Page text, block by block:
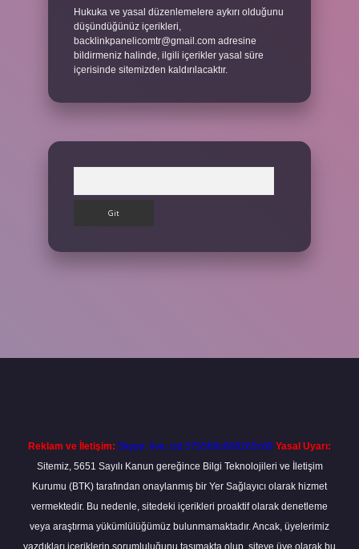
Hukuka ve yasal düzenlemelere aykırı olduğunu
düşündüğünüz içerikleri,
backlinkpanelicomtr@gmail.com adresine
bildirmeniz halinde, ilgili içerikler yasal süre
içerisinde sitemizden kaldırılacaktır.
Reklam ve İletişim: Skype: live:.cid.575569c608265c69 Yasal Uyarı:
Sitemiz, 5651 Sayılı Kanun gereğince Bilgi Teknolojileri ve İletişim
Kurumu (BTK) tarafından onaylanmış bir Yer Sağlayıcı olarak hizmet
vermektedir. Bu nedenle, sitedeki içerikleri proaktif olarak denetleme
veya araştırma yükümlülüğümüz bulunmamaktadır. Ancak, üyelerimiz
yazdıkları içeriklerin sorumluluğunu taşımakta olup, siteye üye olarak bu